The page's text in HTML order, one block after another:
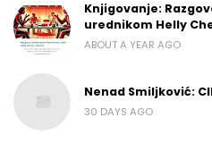
Knjigovanje:
urednikom Helly
ABOUT A YEAR AGO
Nenad Smiljković:
30 DAYS AGO